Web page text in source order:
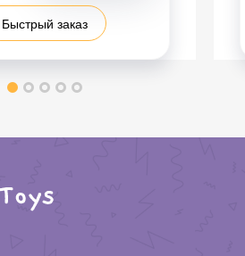
Быстрый заказ